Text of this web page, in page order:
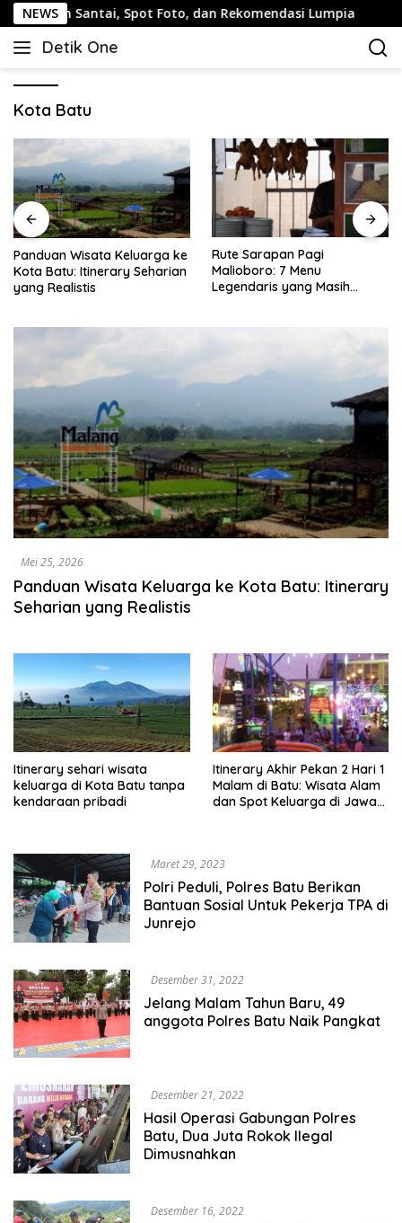
Langsung
ke
konten
NEWS
Santai, Spot Foto, dan Rekomendasi Lumpia
Detik One
Tajam
Kota Batu
Panduan Wisata Keluarga ke
Kota Batu: Itinerary Seharian
yang Realistis
Rute Sarapan Pagi
Malioboro: 7 Menu
Legendaris yang Masih
Mei 25, 2026
Panduan Wisata Keluarga ke Kota Batu: Itinerary
Seharian yang Realistis
Itinerary sehari wisata
keluarga di Kota Batu tanpa
kendaraan pribadi
Itinerary Akhir Pekan 2 Hari 1
Malam di Batu: Wisata Alam
dan Spot Keluarga di Jawa
Maret 29, 2023
Polri Peduli, Polres Batu Berikan
Bantuan Sosial Untuk Pekerja TPA di
Junrejo
Desember 31, 2022
Jelang Malam Tahun Baru, 49
anggota Polres Batu Naik Pangkat
Desember 21, 2022
Hasil Operasi Gabungan Polres
Batu, Dua Juta Rokok Ilegal
Dimusnahkan
Desember 16, 2022